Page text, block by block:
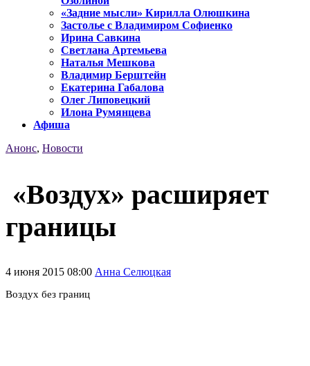
«Задние мысли» Кирилла Олюшкина
Застолье с Владимиром Софиенко
Ирина Савкина
Светлана Артемьева
Наталья Мешкова
Владимир Берштейн
Екатерина Габалова
Олег Липовецкий
Илона Румянцева
Афиша
Анонс, Новости
«Воздух» расширяет
границы
4 июня 2015 08:00 Анна Селюцкая
Воздух без границ